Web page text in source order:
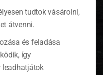
tudtok vásárolni,
átvenni.
és feladása
így
leadhatjátok